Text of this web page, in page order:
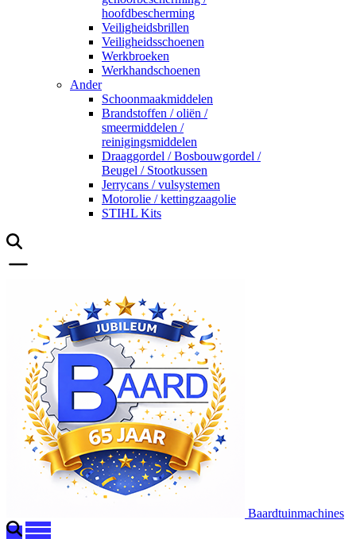
hoofdbescherming
Veiligheidsbrillen
Veiligheidsschoenen
Werkbroeken
Werkhandschoenen
Ander
Schoonmaakmiddelen
Brandstoffen / oliën /
smeermiddelen /
reinigingsmiddelen
Draaggordel / Bosbouwgordel /
Beugel / Stootkussen
Jerrycans / vulsystemen
Motorolie / kettingzaagolie
STIHL Kits
Baardtuinmachines